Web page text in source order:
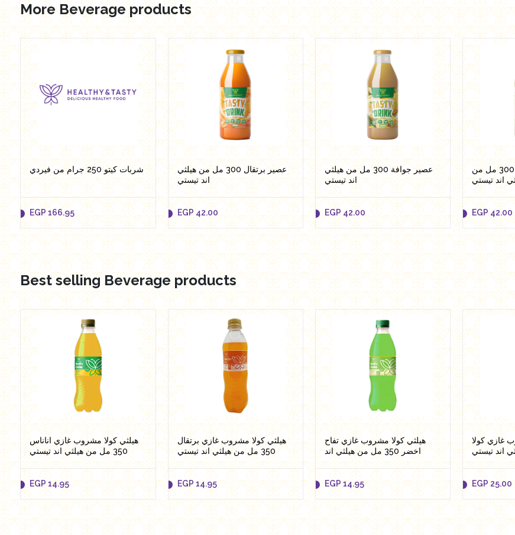
EGP39.00 EGP38.95
Add to cart
EGP 38.95
Add to cart
EGP38.95
Add to
More Beverage products
شربات كيتو 250 جرام من فيردي
EGP166.95
EGP 166.95
Add to cart
عصير برتقال 300 مل من هيلثي
اند تيستي
EGP 42.00
EGP42.00
Add to cart
عصير جوافة 300 مل من هيلثي
اند تيستي
EGP 42.00
EGP 42.00
Add to cart
عصير ليمون بالنعناع 300 مل من
اند تيستي
EGP 42.00
EGP 42.00
Best selling Beverage products
هيلثي كولا مشروب غازي اناناس
350 مل من هيلثي اند تيستي
EGP14.95
هيلثي كولا مشروب غازي برتقال
350 مل من هيلثي اند تيستي
EGP 14.95
هيلثي كولا مشروب غازي تفاح
اخضر 350 مل من هيلثي اند
تيستي
EGP 14.95
غازي كولا
EGP 25.00